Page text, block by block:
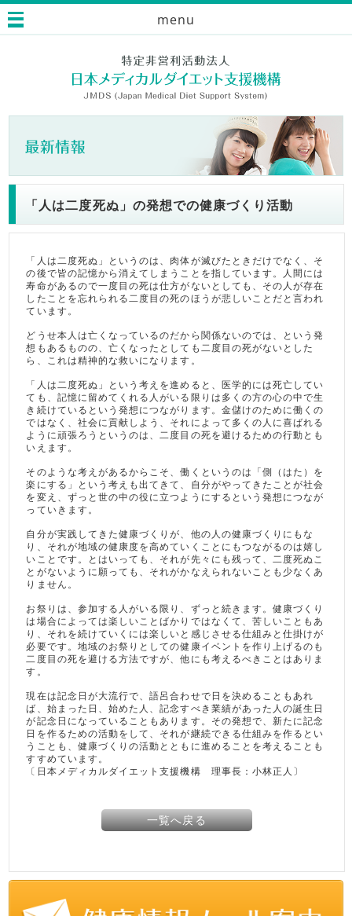
menu
「人は二度死ぬ」の発想での健康づくり活動
「人は二度死ぬ」というのは、肉体が滅びたときだけでなく、そ
の後で皆の記憶から消えてしまうことを指しています。人間には
寿命があるので一度目の死は仕方がないとしても、その人が存在
したことを忘れられる二度目の死のほうが悲しいことだと言われ
ています。
どうせ本人は亡くなっているのだから関係ないのでは、という発
想もあるものの、亡くなったとしても二度目の死がないとした
ら、これは精神的な救いになります。
「人は二度死ぬ」という考えを進めると、医学的には死亡してい
ても、記憶に留めてくれる人がいる限りは多くの方の心の中で生
き続けているという発想につながります。金儲けのために働くの
ではなく、社会に貢献しよう、それによって多くの人に喜ばれる
ように頑張ろうというのは、二度目の死を避けるための行動とも
いえます。
そのような考えがあるからこそ、働くというのは「側（はた）を
楽にする」という考えも出てきて、自分がやってきたことが社会
を変え、ずっと世の中の役に立つようにするという発想につなが
っていきます。
自分が実践してきた健康づくりが、他の人の健康づくりにもな
り、それが地域の健康度を高めていくことにもつながるのは嬉し
いことです。とはいっても、それが先々にも残って、二度死ぬこ
とがないように願っても、それがかなえられないことも少なくあ
りません。
お祭りは、参加する人がいる限り、ずっと続きます。健康づくり
は場合によっては楽しいことばかりではなくて、苦しいこともあ
り、それを続けていくには楽しいと感じさせる仕組みと仕掛けが
必要です。地域のお祭りとしての健康イベントを作り上げるのも
二度目の死を避ける方法ですが、他にも考えるべきことはありま
す。
現在は記念日が大流行で、語呂合わせで日を決めることもあれ
ば、始まった日、始めた人、記念すべき業績があった人の誕生日
が記念日になっていることもあります。その発想で、新たに記念
日を作るための活動をして、それが継続できる仕組みを作るとい
うことも、健康づくりの活動とともに進めることを考えることも
すすめています。
〔日本メディカルダイエット支援機構 理事長：小林正人〕
一覧へ戻る